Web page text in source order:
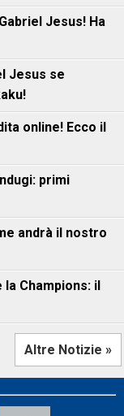
Jesus! Ha
Jesus se
online! Ecco il
primi
andrà il nostro
Champions: il
Altre Notizie »